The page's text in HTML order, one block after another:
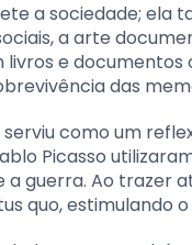
a sociedade; ela
a arte
e
das
como um
Picasso
a guerra. Ao trazer
quo, estimulando